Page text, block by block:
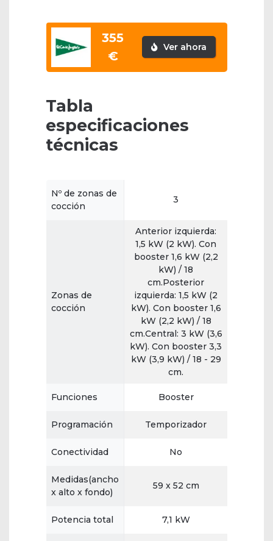
355
€
Ver ahora
Tabla
especificaciones
técnicas
Nº de zonas de
cocción
3
Zonas de
cocción
Anterior izquierda:
1,5 kW (2 kW). Con
booster 1,6 kW (2,2
kW) / 18
cm.Posterior
izquierda: 1,5 kW (2
kW). Con booster 1,6
kW (2,2 kW) / 18
cm.Central: 3 kW (3,6
kW). Con booster 3,3
kW (3,9 kW) / 18 - 29
cm.
Funciones Booster
Programación Temporizador
Conectividad No
Medidas(ancho
x alto x fondo)
59 x 52 cm
Potencia total 7,1 kW